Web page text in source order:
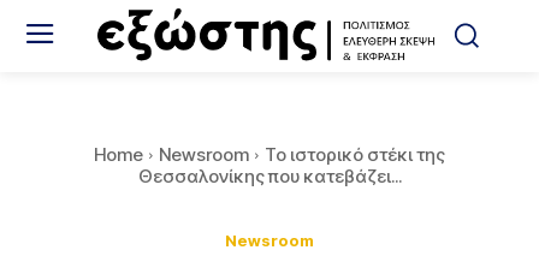
Home Newsroom
Το ιστορικό στέκι της
Θεσσαλονίκης που κατεβάζει...
Newsroom